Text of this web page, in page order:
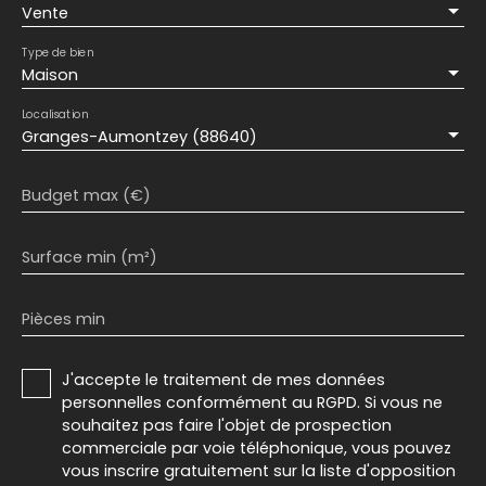
Vente
Maison
Type de bien
Granges-Aumontzey (88640)
Localisation
Budget max (€)
Surface min (m²)
Pièces min
J'accepte le traitement de mes données
personnelles conformément au RGPD. Si vous ne
souhaitez pas faire l'objet de prospection
commerciale par voie téléphonique, vous pouvez
vous inscrire gratuitement sur la liste d'opposition